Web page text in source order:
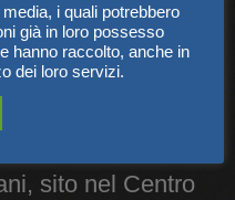
è una
sito nel Centro
i quali potrebbero
già in loro possesso
hanno raccolto, anche in
dei loro servizi.